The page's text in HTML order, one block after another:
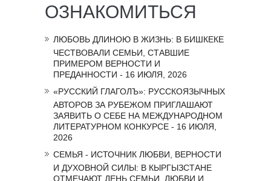
ОЗНАКОМИТЬСЯ
ЛЮБОВЬ ДЛИНОЮ В ЖИЗНЬ: В БИШКЕКЕ
ЧЕСТВОВАЛИ СЕМЬИ, СТАВШИЕ
ПРИМЕРОМ ВЕРНОСТИ И
ПРЕДАННОСТИ - 16 ИЮЛЯ, 2026
«РУССКИЙ ГЛАГОЛЪ»: РУССКОЯЗЫЧНЫХ
АВТОРОВ ЗА РУБЕЖОМ ПРИГЛАШАЮТ
ЗАЯВИТЬ О СЕБЕ НА МЕЖДУНАРОДНОМ
ЛИТЕРАТУРНОМ КОНКУРСЕ - 16 ИЮЛЯ,
2026
СЕМЬЯ - ИСТОЧНИК ЛЮБВИ, ВЕРНОСТИ
И ДУХОВНОЙ СИЛЫ: В КЫРГЫЗСТАНЕ
ОТМЕЧАЮТ ДЕНЬ СЕМЬИ, ЛЮБВИ И